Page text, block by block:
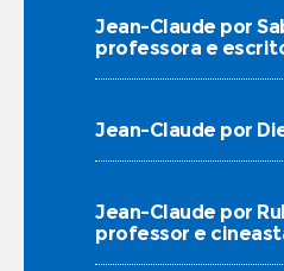
Jean-Claude por
professora e
Jean-Claude por
Jean-Claude por
professor e